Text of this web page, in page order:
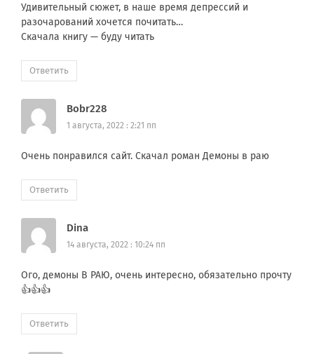
Удивительный сюжет, в наше время депрессий и
разочарований хочется почитать…
Скачала книгу — буду читать
Ответить
Bobr228
1 августа, 2022 : 2:21 пп
Очень понравился сайт. Скачал роман Демоны в раю
Ответить
Dina
14 августа, 2022 : 10:24 пп
Ого, демоны В РАЮ, очень интересно, обязательно прочту
👍👍👍
Ответить